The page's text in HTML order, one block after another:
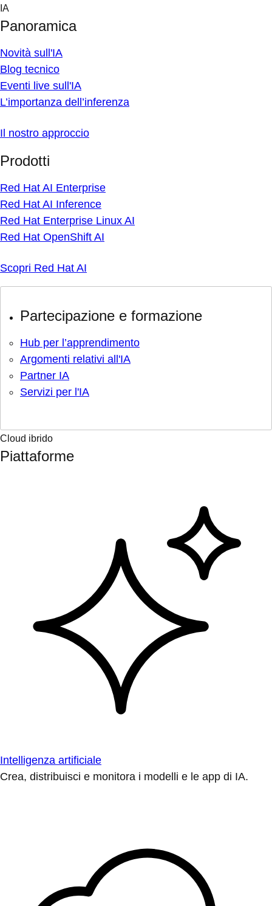
Skip
content
IA
Panoramica
Novità sull'IA
Blog tecnico
Eventi live sull'IA
L’importanza dell’inferenza
Il nostro approccio
Prodotti
Red Hat AI Enterprise
Red Hat AI Inference
Red Hat Enterprise Linux AI
Red Hat OpenShift AI
Scopri Red Hat AI
Partecipazione e formazione
Hub per l’apprendimento
Argomenti relativi all'IA
Partner IA
Servizi per l'IA
Cloud ibrido
Piattaforme
Intelligenza artificiale
Crea, distribuisci e monitora i modelli e le app di IA.